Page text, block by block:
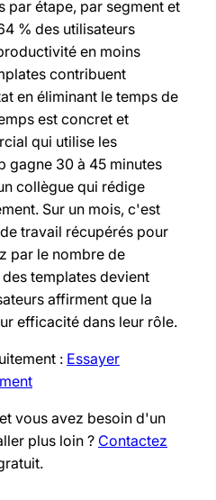
par étape, par segment et
% des utilisateurs
en moins
contribuent
en éliminant le temps de
est concret et
qui utilise les
gagne 30 à 45 minutes
collègue qui rédige
Sur un mois, c'est
travail récupérés pour
par le nombre de
templates devient
affirment que la
efficacité dans leur rôle.
: Essayer
vous avez besoin d'un
plus loin ? Contactez